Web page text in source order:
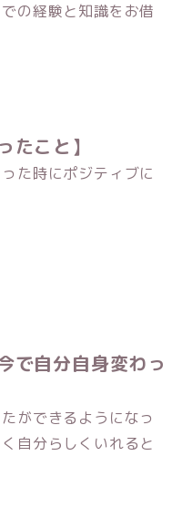
の経験と知識をお借
たこと】
た時にポジティブに
で自分自身変わっ
ができるようになっ
自分らしくいれると